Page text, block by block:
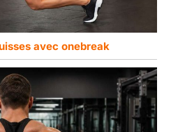
avec onebreak